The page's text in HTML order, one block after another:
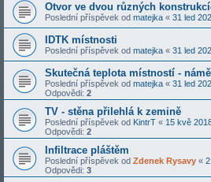
Otvor ve dvou různých
Poslední příspěvek od matejka « 31 led
IDTK místnosti
Poslední příspěvek od matejka « 31 led
Skutečná teplota místností -
Poslední příspěvek od matejka « 31 led
Odpovědi: 2
TV - stěna přilehlá k zemině
Poslední příspěvek od KintrT « 15 kvě
Odpovědi: 2
Infiltrace pláštěm
Poslední příspěvek od Zdenek Rysavy «
Odpovědi: 3